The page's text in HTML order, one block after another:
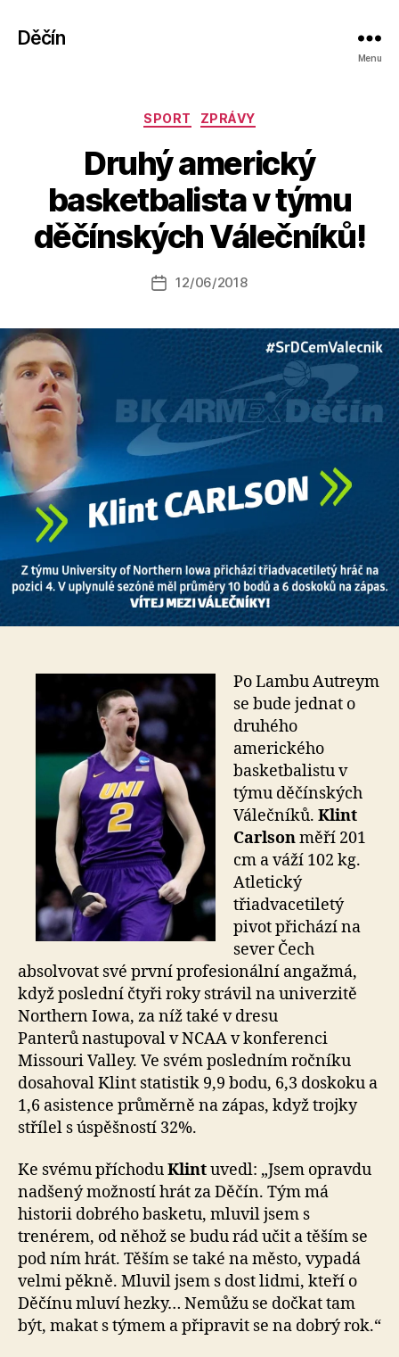
Děčín
Menu
Rubriky
SPORT ZPRÁVY
Druhý americký
basketbalista v týmu
děčínských Válečníků!
Autor
příspěvku
u
t
o
a
s
o
Datum
12/06/2018
Po Lambu Autreym
se bude jednat o
druhého
amerického
basketbalistu v
týmu děčínských
Válečníků. Klint
Carlsonměří 201
cm a váží 102 kg.
Atletický
třiadvacetiletý
pivot přichází na
sever Čech
absolvovat své první profesionální angažmá,
když poslední čtyři roky strávil na univerzitě
Northern Iowa, za níž také v dresu
Panterů nastupoval v NCAA v konferenci
Missouri Valley. Ve svém posledním ročníku
dosahoval Klint statistik 9,9 bodu, 6,3 doskoku a
1,6 asistence průměrně na zápas, když trojky
střílel s úspěšností 32%.
Ke svému příchoduKlintuvedl: „Jsem opravdu
nadšený možností hrát za Děčín. Tým má
historii dobrého basketu, mluvil jsem s
trenérem, od něhož se budu rád učit a těším se
pod ním hrát. Těším se také na město, vypadá
velmi pěkně. Mluvil jsem s dost lidmi, kteří o
Děčínu mluví hezky… Nemůžu se dočkat tam
být, makat s týmem a připravit se na dobrý rok.“